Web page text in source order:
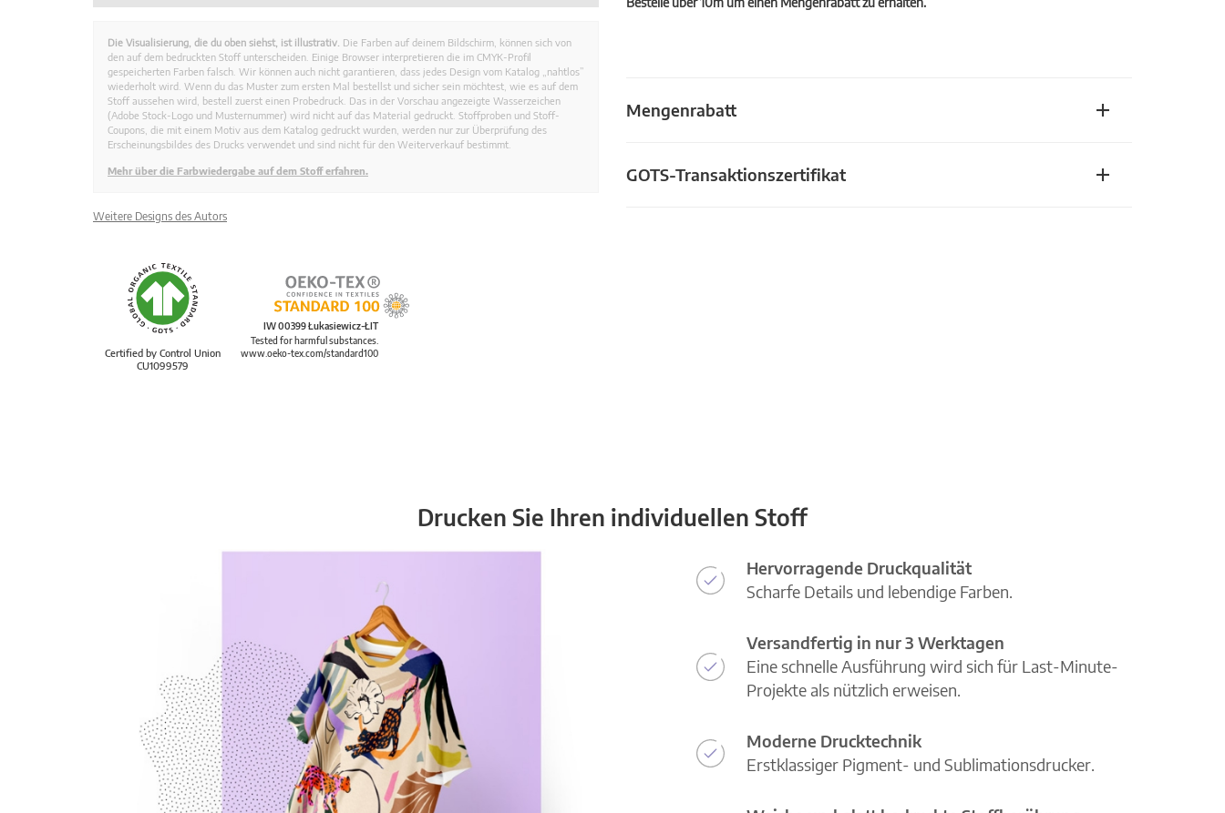
Mengenrabatt
GOTS-Transaktionszertifikat
Die Visualisierung, die du oben siehst, ist illustrativ. Die Farben auf deinem Bildschirm, können sich von
den auf dem bedruckten Stoff unterscheiden. Einige Browser interpretieren die im CMYK-Profil
gespeicherten Farben falsch. Wir können auch nicht garantieren, dass jedes Design vom Katalog „nahtlos”
wiederholt wird. Wenn du das Muster zum ersten Mal bestellst und sicher sein möchtest, wie es auf dem
Stoff aussehen wird, bestell zuerst einen Probedruck. Das in der Vorschau angezeigte Wasserzeichen
(Adobe Stock-Logo und Musternummer) wird nicht auf das Material gedruckt. Stoffproben und Stoff-
Coupons, die mit einem Motiv aus dem Katalog gedruckt wurden, werden nur zur Überprüfung des
Erscheinungsbildes des Drucks verwendet und sind nicht für den Weiterverkauf bestimmt.
Mehr über die Farbwiedergabe auf dem Stoff erfahren.
Weitere Designs des Autors
Certified by Control Union
CU1099579
IW 00399 Łukasiewicz-ŁIT
Tested for harmful substances.
www.oeko-tex.com/standard100
Drucken Sie Ihren individuellen Stoff
Hervorragende Druckqualität
Scharfe Details und lebendige Farben.
Versandfertig in nur 3 Werktagen
Eine schnelle Ausführung wird sich für Last-Minute-
Projekte als nützlich erweisen.
Moderne Drucktechnik
Erstklassiger Pigment- und Sublimationsdrucker.